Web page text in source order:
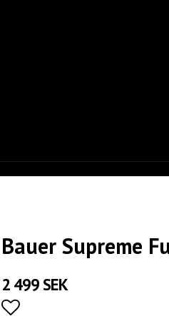
Bauer Supreme
2 499 SEK